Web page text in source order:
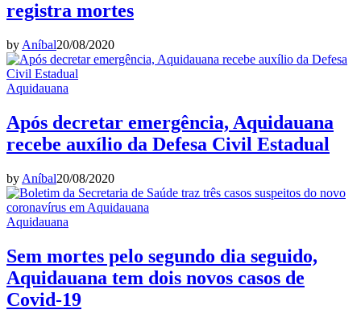
registra mortes
by Aníbal20/08/2020
Aquidauana
Após decretar emergência, Aquidauana
recebe auxílio da Defesa Civil Estadual
by Aníbal20/08/2020
Aquidauana
Sem mortes pelo segundo dia seguido,
Aquidauana tem dois novos casos de
Covid-19